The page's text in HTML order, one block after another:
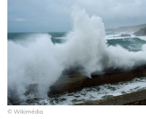
© Wikimédia